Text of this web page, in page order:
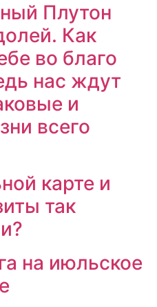
Плутон
Как
во благо
нас ждут
и
всего
карте и
так
на июльское